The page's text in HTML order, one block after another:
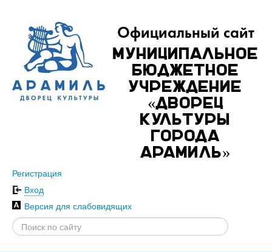
Официальный сайт
Муниципальное
бюджетное
учреждение
«Дворец
культуры
города
Арамиль»
Регистрация
Вход
Версия для слабовидящих